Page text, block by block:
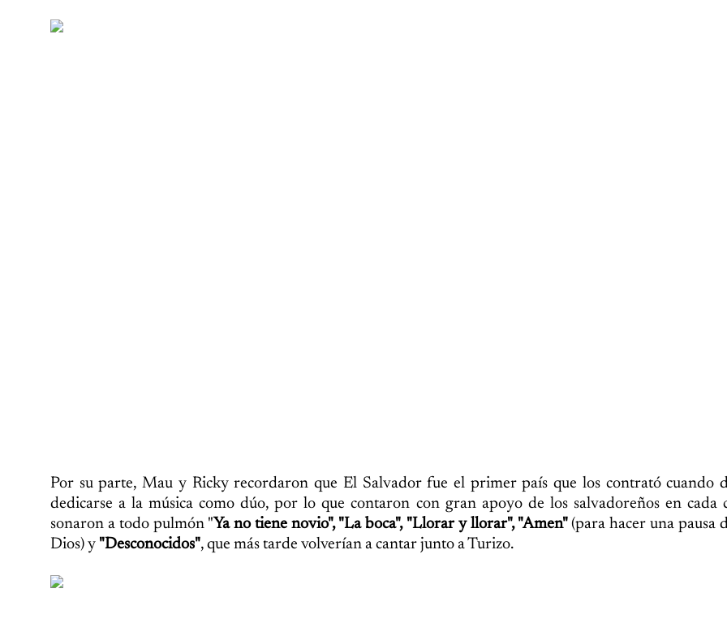
Por su parte, Mau y Ricky recordaron que El Salvador fue el primer país que los contrató cuando
dedicarse a la música como dúo, por lo que contaron con gran apoyo de los salvadoreños en cada
sonaron a todo pulmón "Ya no tiene novio", "La boca", "Llorar y llorar", "Amen" (para hacer una pausa
Dios) y "Desconocidos", que más tarde volverían a cantar junto a Turizo.